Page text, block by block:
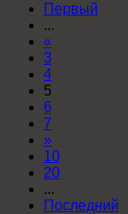
Первый
...
«
3
4
5
6
7
»
10
20
...
Последний